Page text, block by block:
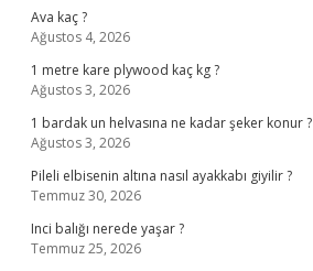
Ava kaç ?
Ağustos 4, 2026
1 metre kare plywood kaç kg ?
Ağustos 3, 2026
1 bardak un helvasına ne kadar şeker konur ?
Ağustos 3, 2026
Pileli elbisenin altına nasıl ayakkabı giyilir ?
Temmuz 30, 2026
Inci balığı nerede yaşar ?
Temmuz 25, 2026